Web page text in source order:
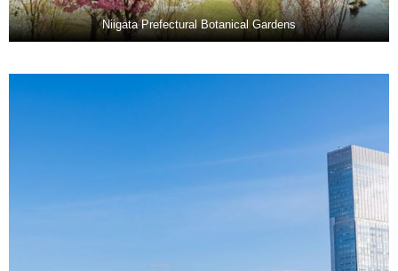
Niigata Prefectural Botanical Gardens